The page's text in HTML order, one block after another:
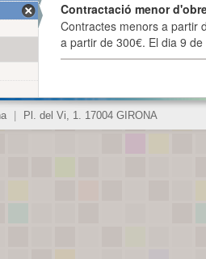
Contractació menor
Contractes menors a partir
a partir de 300€. El dia 9
Pl. del Vi, 1. 17004 GIRONA